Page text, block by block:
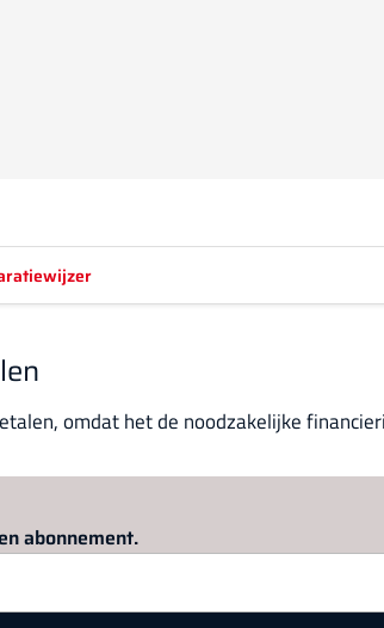
omdat het de noodzakelijke
abonnement.